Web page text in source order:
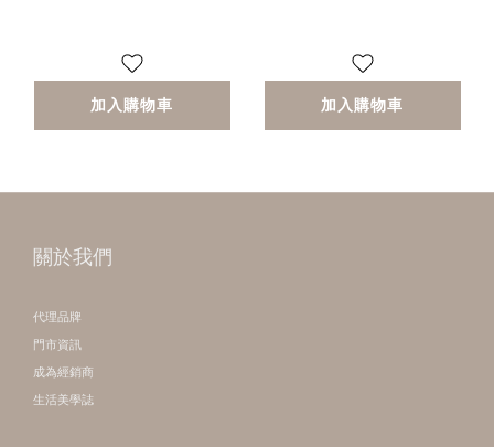
加入購物車 加入購物車
關於我們
代理品牌
門市資訊
成為經銷商
生活美學誌